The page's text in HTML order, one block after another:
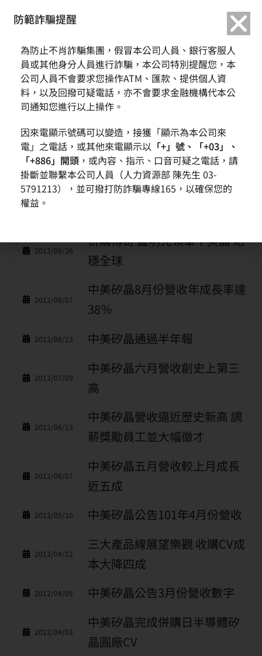
新聞訊息
首頁 新聞與活動 新聞訊息
日期 主題
2012/11/05 併購CVS成本再減16％
2012/10/08
中美矽晶9月合併營收年增率高
2012/09/26
併購傳奇 盧明光領軍中美晶 站
穩全球
2012/09/07
中美矽晶8月份營收年成長率達
38％
2012/08/23 中美矽晶通過半年報
2012/07/09
中美矽晶六月營收創史上第三
高
2012/06/13
中美矽晶營收逼近歷史新高 調
薪獎勵員工並大幅徵才
2012/06/07
中美矽晶五月營收較上月成長
近五成
2012/05/10 中美矽晶公告101年4月份營收
2012/04/12
三大產品線展望樂觀 收購CV成
本大降四成
2012/04/05 中美矽晶公告3月份營收數字
2012/04/03
中美矽晶完成併購日半導體矽
晶圓廠CV
防範詐騙提醒
為防止不肖詐騙集團，假冒本公司人員、銀行客服人
員或其他身分人員進行詐騙，本公司特別提醒您，本
公司人員不會要求您操作ATM、匯款、提供個人資
料，以及回撥可疑電話，亦不會要求金融機構代本公
司通知您進行以上操作。
因來電顯示號碼可以變造，接獲「顯示為本公司來
電」之電話，或其他來電顯示以 「+」號、「+03」、
「+886」開頭 ，或內容、指示、口音可疑之電話，請
掛斷並聯繫本公司人員（人力資源部 陳先生 03-
5791213），並可撥打防詐騙專線165，以確保您的
權益。